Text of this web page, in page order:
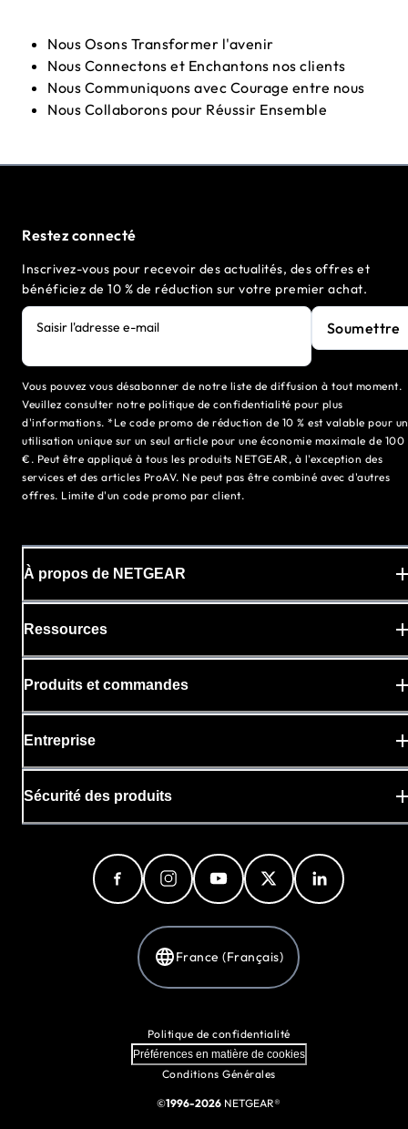
Nous Osons Transformer l'avenir
Nous Connectons et Enchantons nos clients
Nous Communiquons avec Courage entre nous
Nous Collaborons pour Réussir Ensemble
Restez connecté
Inscrivez-vous pour recevoir des actualités, des offres et
bénéficiez de 10 % de réduction sur votre premier achat.
Saisir l'adresse e-mail Soumettre
Vous pouvez vous désabonner de notre liste de diffusion à tout moment.
Veuillez consulter notre politique de confidentialité pour plus
d'informations. *Le code promo de réduction de 10 % est valable pour
utilisation unique sur un seul article pour une économie maximale de 100
€. Peut être appliqué à tous les produits NETGEAR, à l'exception des
services et des articles ProAV. Ne peut pas être combiné avec d'autres
offres. Limite d'un code promo par client.
À propos de NETGEAR
Ressources
Produits et commandes
Entreprise
Sécurité des produits
France (Français)
Politique de confidentialité
Préférences en matière de cookies
Conditions Générales
©1996-2026 NETGEAR®